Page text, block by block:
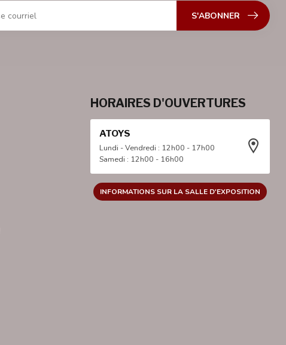
S'ABONNER
HORAIRES D'OUVERTURES
ATOYS
Lundi - Vendredi : 12h00 - 17h00
Samedi : 12h00 - 16h00
INFORMATIONS SUR LA SALLE D'EXPOSITION